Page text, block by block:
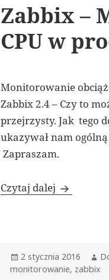
Zabbix –
CPU w
Monitorowanie
Zabbix 2.4 – Czy to
przejrzysty. Jak tego
ukazywał nam
Zapraszam.
Czytaj dalej Zabbix –
Data
publikacji
2 stycznia 2016
monitorowanie, zabbix